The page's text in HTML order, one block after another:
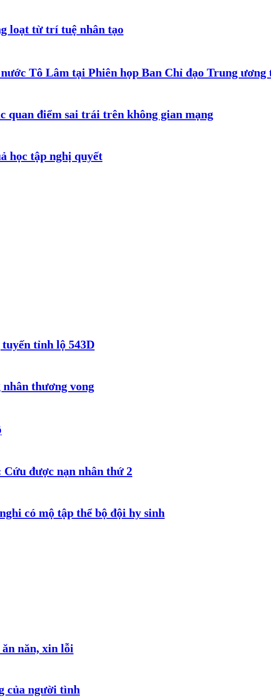
loạt từ trí tuệ nhân tạo
Tô Lâm tại Phiên họp Ban Chỉ đạo Trung ương
quan điểm sai trái trên không gian mạng
học tập nghị quyết
tỉnh lộ 543D
thương vong
được nạn nhân thứ 2
có mộ tập thể bộ đội hy sinh
năn, xin lỗi
của người tình